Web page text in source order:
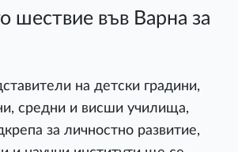
шествие във Варна за
на детски градини,
средни и висши училища,
за личностно развитие,